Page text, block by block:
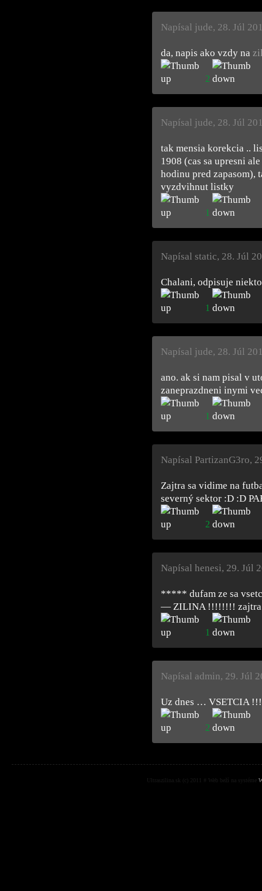
Napísal jude, 28. Júl
da, napis ako vzdy na
2
Napísal jude, 28. Júl
tak mensia korekcia ..
1908 (cas sa upresni
hodinu pred zapasom),
vyzdvihnut listky
1
Napísal static, 28. Júl
Chalani, odpisuje
1
Napísal jude, 28. Júl
ano. ak si nam pisal v
zaneprazdneni inymi
1
Napísal PartizanG3ro,
Zajtra sa vidime na
severný sektor :D :D
2
Napísal henesi, 29. Júl
***** dufam ze sa
— ZILINA !!!!!!!! zajtra
1
Napísal admin, 29. Júl
Uz dnes … VSETCIA !!!
2
Ultraszilina.sk (c) 2011 # Web beží na systéme